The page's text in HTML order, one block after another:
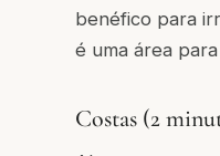
benéfico para
é uma área
Costas (2